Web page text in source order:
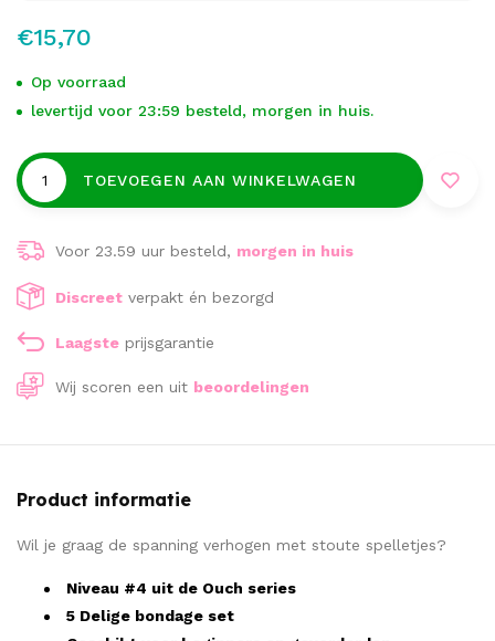
€15,70
Op voorraad
levertijd voor 23:59 besteld, morgen in huis.
TOEVOEGEN AAN WINKELWAGEN
Voor 23.59 uur besteld, morgen in huis
Discreet verpakt én bezorgd
Laagste prijsgarantie
Wij scoren een uit beoordelingen
Product informatie
Wil je graag de spanning verhogen met stoute spelletjes?
Niveau #4 uit de Ouch series
5 Delige bondage set